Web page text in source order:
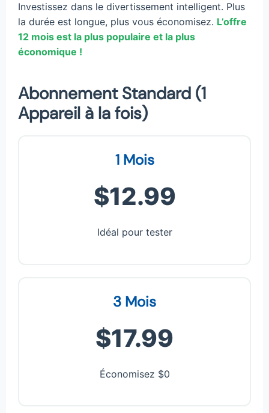
Investissez dans le divertissement intelligent. Plus
la durée est longue, plus vous économisez. L’offre
12 mois est la plus populaire et la plus
économique !
Abonnement Standard (1
Appareil à la fois)
1 Mois
$12.99
Idéal pour tester
3 Mois
$17.99
Économisez $0